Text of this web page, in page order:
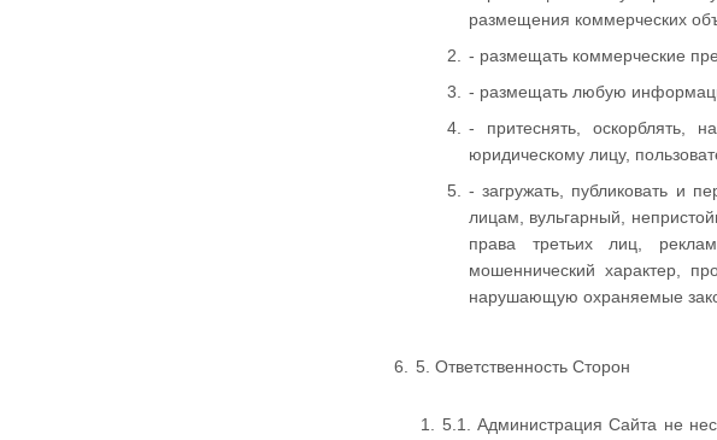
размещения коммерческих
- размещать коммерческие
- размещать любую
- притеснять, оскорблять,
юридическому лицу,
- загружать, публиковать и
лицам, вульгарный,
права третьих лиц,
мошеннический характер,
нарушающую охраняемые
5. Ответственность Сторон
5.1. Администрация Сайта не